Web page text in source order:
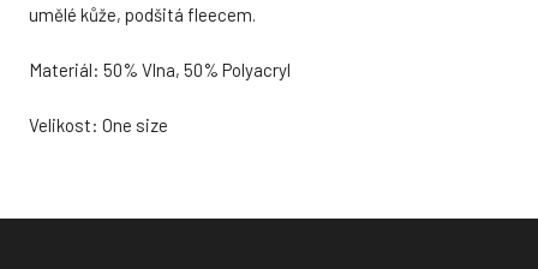
umělé kůže, podšitá fleecem.
Materiál: 50% Vlna, 50% Polyacryl
Velikost: One size